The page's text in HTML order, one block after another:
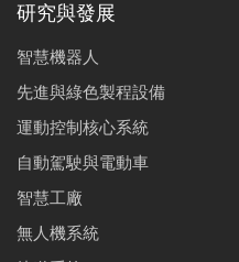
研究與發展
智慧機器人
先進與綠色製程設備
運動控制核心系統
自動駕駛與電動車
智慧工廠
無人機系統